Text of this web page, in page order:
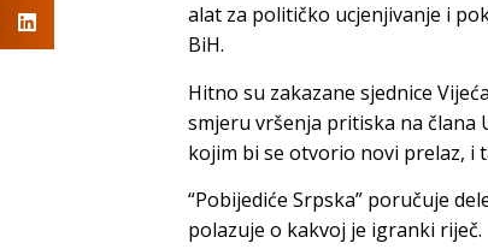
alat za političko ucjenjivanje i
BiH.
Hitno su zakazane sjednice
smjeru vršenja pritiska na člana
kojim bi se otvorio novi prelaz, i
“Pobijediće Srpska” poručuje
polazuje o kakvoj je igranki riječ.